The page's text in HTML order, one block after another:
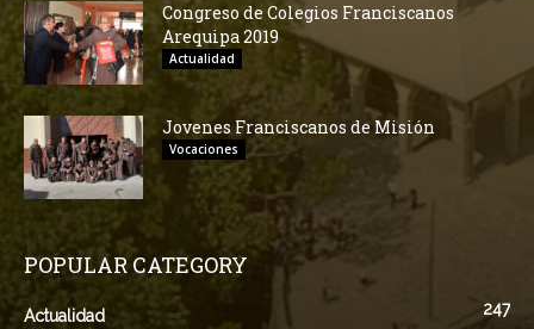
Congreso de Colegios Franciscanos
Arequipa 2019
Actualidad
Jovenes Franciscanos de Misión
Vocaciones
POPULAR CATEGORY
Actualidad 247